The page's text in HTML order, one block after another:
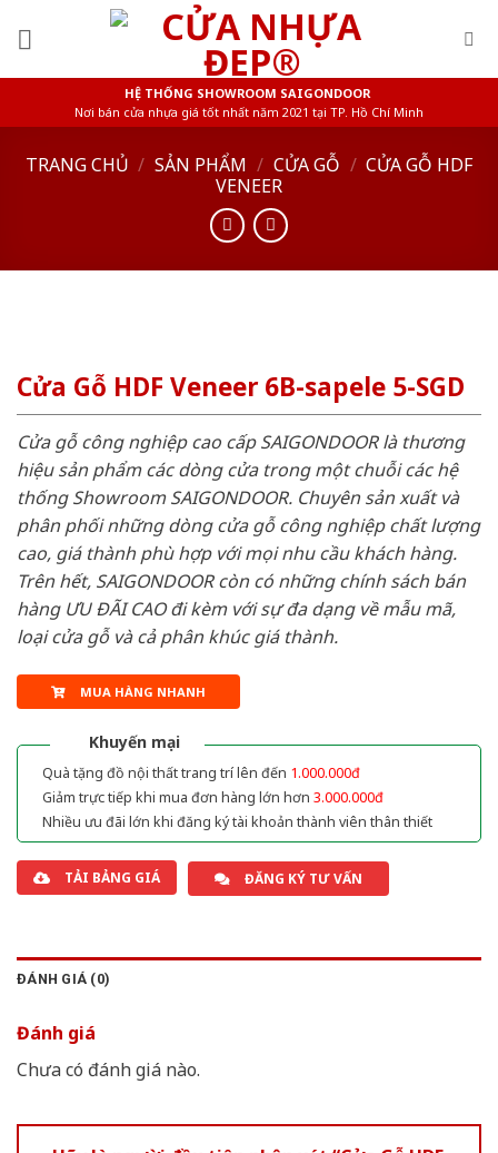
HỆ THỐNG SHOWROOM SAIGONDOOR
Nơi bán cửa nhựa giá tốt nhất năm 2021 tại TP. Hồ Chí Minh
TRANG CHỦ / SẢN PHẨM / CỬA GỖ / CỬA GỖ HDF
VENEER
Cửa Gỗ HDF Veneer 6B-sapele 5-SGD
Cửa gỗ công nghiệp cao cấp SAIGONDOOR là thương
hiệu sản phẩm các dòng cửa trong một chuỗi các hệ
thống Showroom SAIGONDOOR. Chuyên sản xuất và
phân phối những dòng cửa gỗ công nghiệp chất lượng
cao, giá thành phù hợp với mọi nhu cầu khách hàng.
Trên hết, SAIGONDOOR còn có những chính sách bán
hàng ƯU ĐÃI CAO đi kèm với sự đa dạng về mẫu mã,
loại cửa gỗ và cả phân khúc giá thành.
MUA HÀNG NHANH
Khuyến mại
Quà tặng đồ nội thất trang trí lên đến 1.000.000đ
Giảm trực tiếp khi mua đơn hàng lớn hơn 3.000.000đ
Nhiều ưu đãi lớn khi đăng ký tài khoản thành viên thân thiết
TẢI BẢNG GIÁ ĐĂNG KÝ TƯ VẤN
ĐÁNH GIÁ (0)
Đánh giá
Chưa có đánh giá nào.